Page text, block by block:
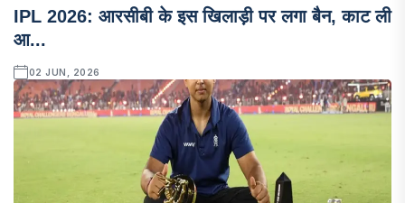
IPL 2026: आरसीबी के इस खिलाड़ी पर लगा बैन, काट ली
आ...
02 JUN, 2026